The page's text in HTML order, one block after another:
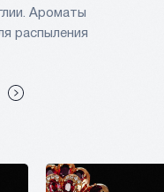
Ароматы
распыления